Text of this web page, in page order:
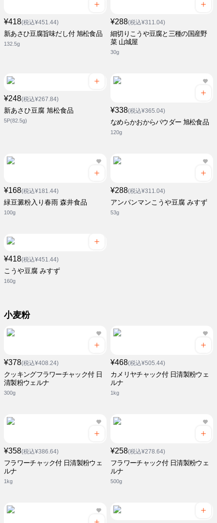
¥418(税込¥451.44)
新あさひ豆腐旨味だし付 旭松食品
132.5g
¥288(税込¥311.04)
細切りこうや豆腐と三種の国産野
菜 山城屋
30g
¥248(税込¥267.84)
新あさひ豆腐 旭松食品
5P(82.5g)
¥338(税込¥365.04)
なめらかおからパウダー 旭松食品
120g
¥168(税込¥181.44)
緑豆澱粉入り春雨 森井食品
100g
¥288(税込¥311.04)
アンパンマンこうや豆腐 みすず
53g
¥418(税込¥451.44)
こうや豆腐 みすず
160g
小麦粉
¥378(税込¥408.24)
クッキングフラワーチャック付 日
清製粉ウェルナ
300g
¥468(税込¥505.44)
カメリヤチャック付 日清製粉ウェ
ルナ
1kg
¥358(税込¥386.64)
フラワーチャック付 日清製粉ウェ
ルナ
1kg
¥258(税込¥278.64)
フラワーチャック付 日清製粉ウェ
ルナ
500g